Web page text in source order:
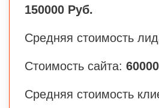
150000 Руб.
Средняя стоимость
Стоимость сайта: 60000
Средняя стоимость